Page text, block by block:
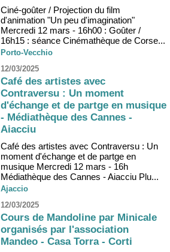
Ciné-goûter / Projection du film
d'animation "Un peu d'imagination"
Mercredi 12 mars - 16h00 : Goûter /
16h15 : séance Cinémathèque de Corse...
Porto-Vecchio
12/03/2025
Café des artistes avec
Contraversu : Un moment
d'échange et de partge en musique
- Médiathèque des Cannes -
Aiacciu
Café des artistes avec Contraversu : Un
moment d'échange et de partge en
musique Mercredi 12 mars - 16h
Médiathèque des Cannes - Aiacciu Plu...
Ajaccio
12/03/2025
Cours de Mandoline par Minicale
organisés par l'association
Mandeo - Casa Torra - Corti